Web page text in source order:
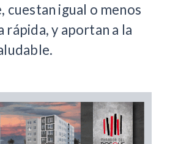
cuestan igual o menos
rápida, y aportan a la